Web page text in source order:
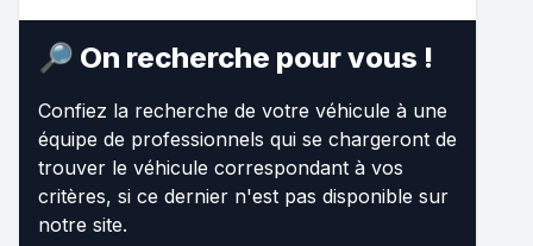
🔎 On recherche pour vous !
Confiez la recherche de votre véhicule à une
équipe de professionnels qui se chargeront de
trouver le véhicule correspondant à vos
critères, si ce dernier n'est pas disponible sur
notre site.